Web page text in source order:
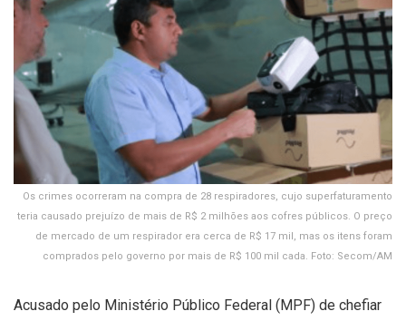
Os crimes ocorreram na compra de 28 respiradores, cujo superfaturamento
teria causado prejuízo de mais de R$ 2 milhões aos cofres públicos. O preço
de mercado de um respirador era cerca de R$ 17 mil, mas os itens foram
comprados pelo governo por mais de R$ 100 mil cada. Foto: Secom/AM
Acusado pelo Ministério Público Federal (MPF) de chefiar